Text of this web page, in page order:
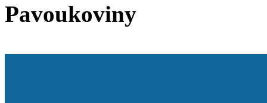
Pavoukoviny